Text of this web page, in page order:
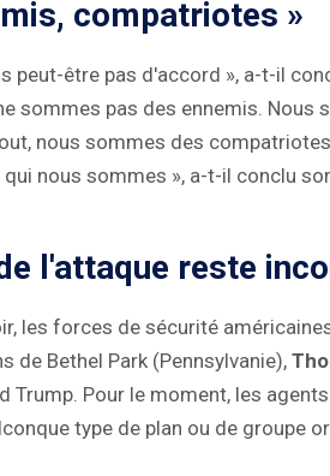
compatriotes »
peut-être pas d'accord », a-t-il
sommes pas des ennemis.
nous sommes des
nous sommes », a-t-il conclu
l'attaque reste
les forces de sécurité
de Bethel Park (Pennsylvanie),
Trump. Pour le moment, les
type de plan ou de groupe